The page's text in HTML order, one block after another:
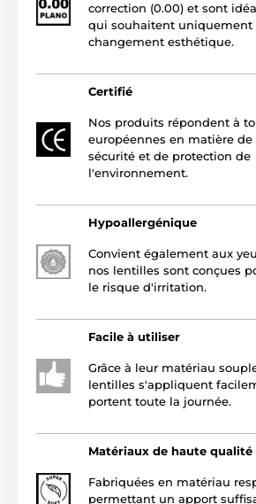
correction (0.00) et sont
qui souhaitent uniquement
changement esthétique.
Certifié
Nos produits répondent à
européennes en matière de
sécurité et de protection de
l'environnement.
Hypoallergénique
Convient également aux
nos lentilles sont conçues
le risque d'irritation.
Facile à utiliser
Grâce à leur matériau
lentilles s'appliquent
portent toute la journée.
Matériaux de haute qualité
Fabriquées en matériau
permettant un apport